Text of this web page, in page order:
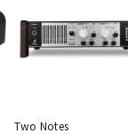
Two Notes